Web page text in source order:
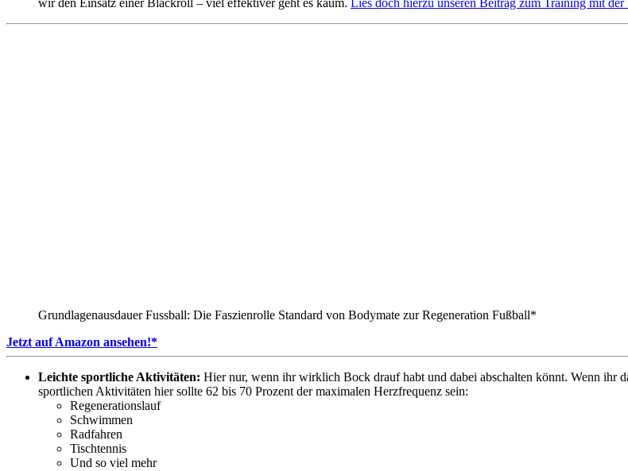
wir den Einsatz einer Blackroll – viel effektiver geht es kaum. Lies doch hierzu unseren Beitrag zum Training mit der
Grundlagenausdauer Fussball: Die Faszienrolle Standard von Bodymate zur Regeneration Fußball*
Jetzt auf Amazon ansehen!*
Leichte sportliche Aktivitäten: Hier nur, wenn ihr wirklich Bock drauf habt und dabei abschalten könnt. Wenn ihr
sportlichen Aktivitäten hier sollte 62 bis 70 Prozent der maximalen Herzfrequenz sein:
Regenerationslauf
Schwimmen
Radfahren
Tischtennis
Und so viel mehr